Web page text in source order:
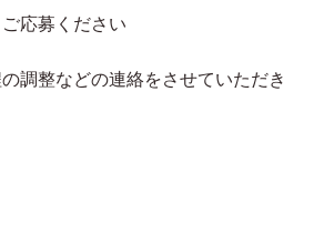
応募ください
調整などの連絡をさせていただき